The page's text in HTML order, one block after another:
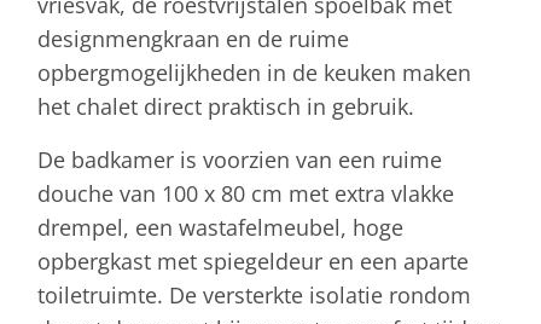
designmengkraan en de ruime
opbergmogelijkheden in de keuken maken
het chalet direct praktisch in gebruik.
De badkamer is voorzien van een ruime
douche van 100 x 80 cm met extra vlakke
drempel, een wastafelmeubel, hoge
opbergkast met spiegeldeur en een aparte
toiletruimte. De versterkte isolatie rondom